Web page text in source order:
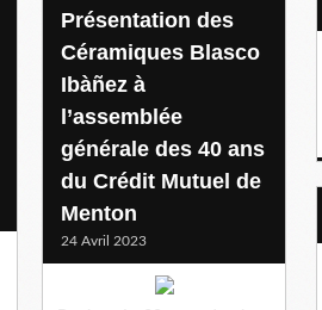
Présentation des
Céramiques Blasco
Ibàñez à
l’assemblée
générale des 40 ans
du Crédit Mutuel de
Menton
24 Avril 2023